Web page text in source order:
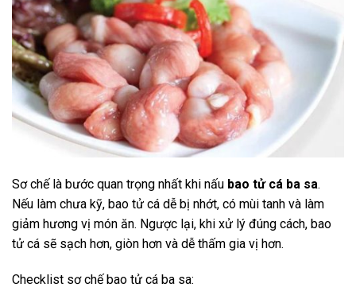
Sơ chế là bước quan trọng nhất khi nấu bao tử cá ba sa.
Nếu làm chưa kỹ, bao tử cá dễ bị nhớt, có mùi tanh và làm
giảm hương vị món ăn. Ngược lại, khi xử lý đúng cách, bao
tử cá sẽ sạch hơn, giòn hơn và dễ thấm gia vị hơn.
Checklist sơ chế bao tử cá ba sa: